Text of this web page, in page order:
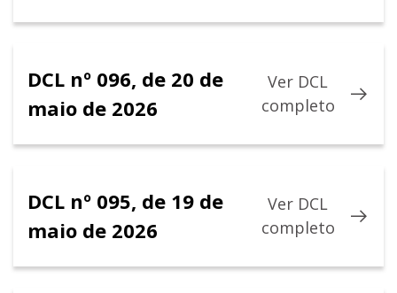
DCL nº 096, de 20 de
maio de 2026
Ver DCL
completo
DCL nº 095, de 19 de
maio de 2026
Ver DCL
completo